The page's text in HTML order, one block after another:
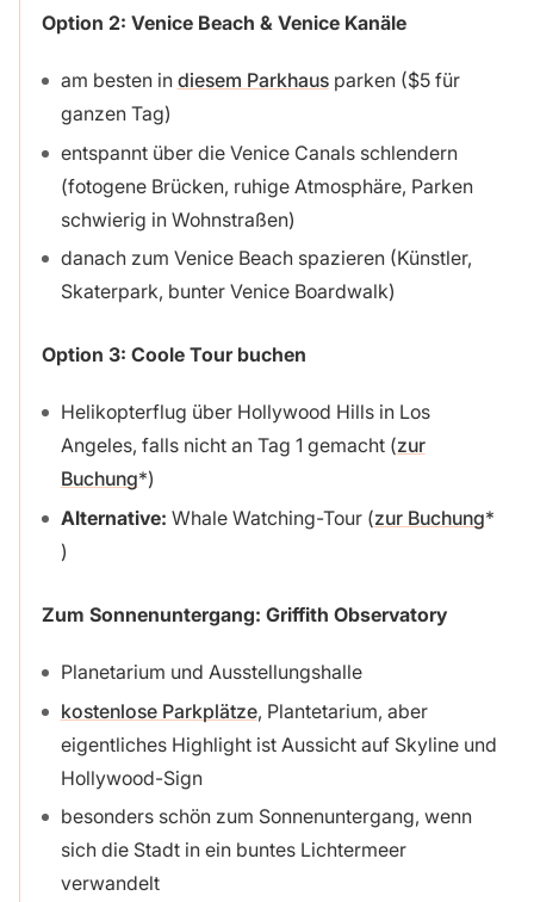
Option 2: Venice Beach & Venice Kanäle
am besten in diesem Parkhausparken ($5 für
ganzen Tag)
entspannt über die Venice Canals schlendern
(fotogene Brücken, ruhige Atmosphäre, Parken
schwierig in Wohnstraßen)
danach zum Venice Beach spazieren (Künstler,
Skaterpark, bunter Venice Boardwalk)
Option 3: Coole Tour buchen
Helikopterflug über Hollywood Hills in Los
Angeles, falls nicht an Tag 1 gemacht (zur
Buchung )
Alternative: Whale Watching-Tour (zur Buchung
)
Zum Sonnenuntergang: Griffith Observatory
Planetarium und Ausstellungshalle
kostenlose Parkplätze, Plantetarium, aber
eigentliches Highlight ist Aussicht auf Skyline und
Hollywood-Sign
besonders schön zum Sonnenuntergang, wenn
sich die Stadt in ein buntes Lichtermeer
verwandelt